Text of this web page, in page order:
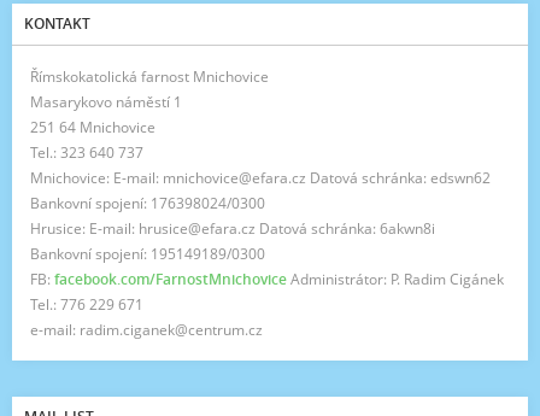
KONTAKT
Římskokatolická farnost Mnichovice
Masarykovo náměstí 1
251 64 Mnichovice
Tel.: 323 640 737
Mnichovice: E-mail: mnichovice@efara.cz Datová schránka: edswn62
Bankovní spojení: 176398024/0300
Hrusice: E-mail: hrusice@efara.cz Datová schránka: 6akwn8i
Bankovní spojení: 195149189/0300
FB: facebook.com/FarnostMnichoviceAdministrátor: P. Radim Cigánek
Tel.: 776 229 671
e-mail: radim.ciganek@centrum.cz